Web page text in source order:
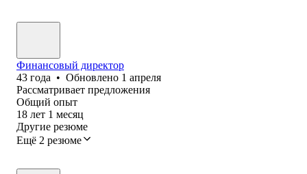
Финансовый директор
43 года • Обновлено 1 апреля
Рассматривает предложения
Общий опыт
18 лет 1 месяц
Другие резюме
Ещё 2 резюме